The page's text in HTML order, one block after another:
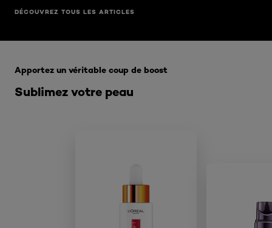
DÉCOUVREZ TOUS LES ARTICLES
Sublimez votre peau
Apportez un véritable coup de boost